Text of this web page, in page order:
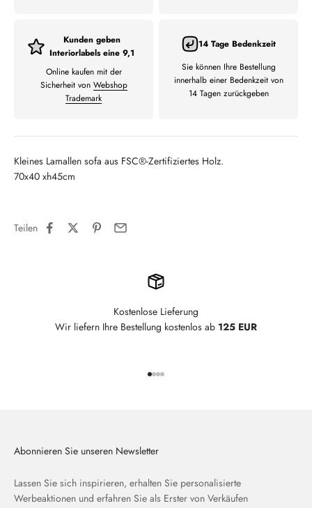
Kunden geben
Interiorlabels eine 9,1
Online kaufen mit der
Sicherheit von Webshop
Trademark
14 Tage Bedenkzeit
Sie können Ihre Bestellung
innerhalb einer Bedenkzeit von
14 Tagen zurückgeben
Kleines Lamallen sofa aus FSC®-Zertifiziertes Holz.
70x40 xh45cm
Teilen
Kostenlose Lieferung
Wir liefern Ihre Bestellung kostenlos ab 125 EUR
Gehe zu Element 1
Gehe zu Element 2
Gehe zu Element 3
Gehe zu Element 4
Abonnieren Sie unseren Newsletter
Lassen Sie sich inspirieren, erhalten Sie personalisierte
Werbeaktionen und erfahren Sie als Erster von Verkäufen